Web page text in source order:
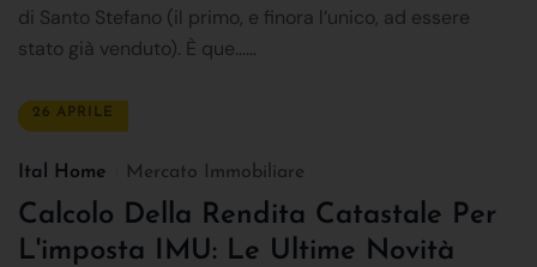
di Santo Stefano (il primo, e finora l’unico, ad essere
stato già venduto). È que......
26 APRILE
Ital Home Mercato Immobiliare
Calcolo Della Rendita Catastale Per
L'imposta IMU: Le Ultime Novità